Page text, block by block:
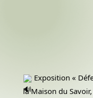
Exposition «
la Maison du